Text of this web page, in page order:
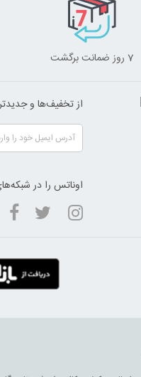
7 روز ضمانت برگشت
از تخفیف‌ها و
اوناتس را در